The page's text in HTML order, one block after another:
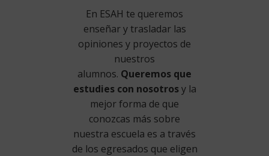
En ESAH te queremos
enseñar y trasladar las
opiniones y proyectos de
nuestros
alumnos. Queremos que
estudies con nosotrosy la
mejor forma de que
conozcas más sobre
nuestra escuela es a través
de los egresados que eligen